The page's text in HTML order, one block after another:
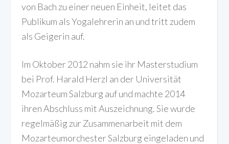
von Bach zu einer neuen Einheit, leitet das
Publikum als Yogalehrerin an und tritt zudem
als Geigerin auf.
Im Oktober 2012 nahm sie ihr Masterstudium
bei Prof. Harald Herzl an der Universität
Mozarteum Salzburg auf und machte 2014
ihren Abschluss mit Auszeichnung. Sie wurde
regelmäßig zur Zusammenarbeit mit dem
Mozarteumorchester Salzburg eingeladen und